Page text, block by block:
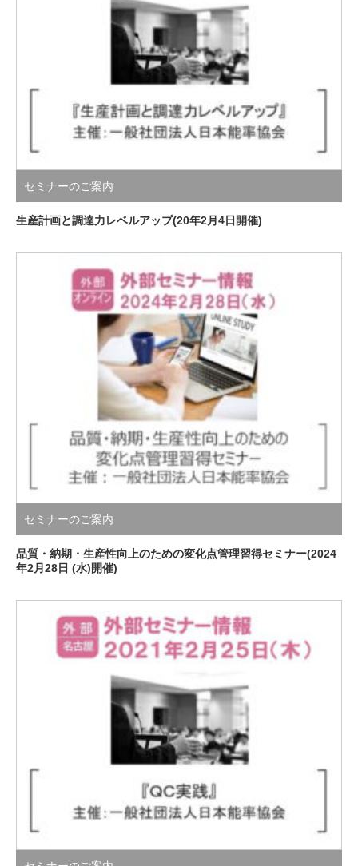
セミナーのご案内
生産計画と調達力レベルアップ(20年2月4日開催)
セミナーのご案内
品質・納期・生産性向上のための変化点管理習得セミナー(2024
年2月28日 (水)開催)